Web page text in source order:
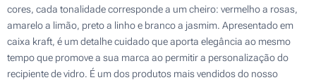
cores, cada tonalidade corresponde a um cheiro: vermelho a rosas,
amarelo a limão, preto a linho e branco a jasmim. Apresentado em
caixa kraft, é um detalhe cuidado que aporta elegância ao mesmo
tempo que promove a sua marca ao permitir a personalização do
recipiente de vidro. É um dos produtos mais vendidos do nosso